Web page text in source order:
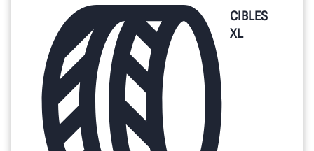
CIBLES
XL